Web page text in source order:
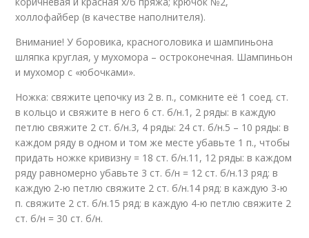
холлофайбер (в качестве наполнителя).
Внимание! У боровика, красноголовика и шампиньона
шляпка круглая, у мухомора – остроконечная. Шампиньон
и мухомор с «юбочками».
Ножка: свяжите цепочку из 2 в. п., сомкните её 1 соед. ст.
в кольцо и свяжите в него 6 ст. б/н.1, 2 ряды: в каждую
петлю свяжите 2 ст. б/н.3, 4 ряды: 24 ст. б/н.5 – 10 ряды: в
каждом ряду в одном и том же месте убавьте 1 п., чтобы
придать ножке кривизну = 18 ст. б/н.11, 12 ряды: в каждом
ряду равномерно убавьте 3 ст. б/н = 12 ст. б/н.13 ряд: в
каждую 2-ю петлю свяжите 2 ст. б/н.14 ряд: в каждую 3-ю
п. свяжите 2 ст. б/н.15 ряд: в каждую 4-ю петлю свяжите 2
ст. б/н = 30 ст. б/н.